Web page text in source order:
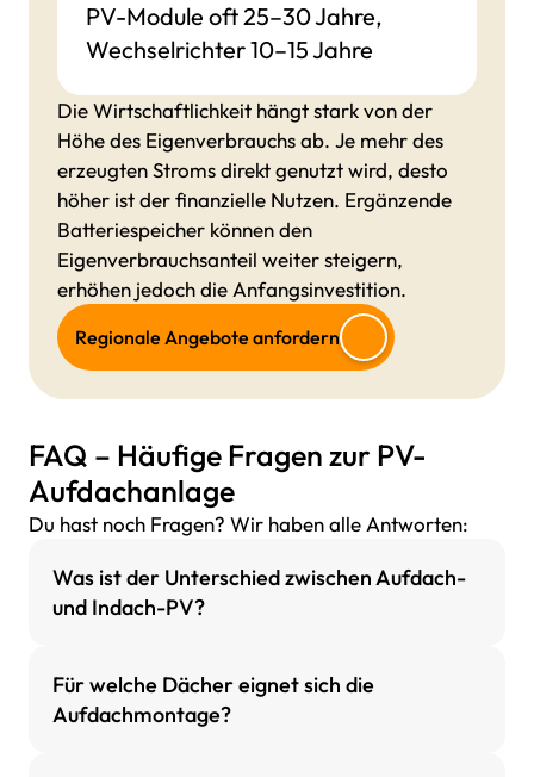
PV-Module oft 25–30 Jahre,
Wechselrichter 10–15 Jahre
Die Wirtschaftlichkeit hängt stark von der
Höhe des Eigenverbrauchs ab. Je mehr des
erzeugten Stroms direkt genutzt wird, desto
höher ist der finanzielle Nutzen. Ergänzende
Batteriespeicher können den
Eigenverbrauchsanteil weiter steigern,
erhöhen jedoch die Anfangsinvestition.
Regionale Angebote anfordern
FAQ – Häufige Fragen zur PV-
Aufdachanlage
Du hast noch Fragen? Wir haben alle Antworten:
Was ist der Unterschied zwischen Aufdach-
und Indach-PV?
Für welche Dächer eignet sich die
Aufdachmontage?